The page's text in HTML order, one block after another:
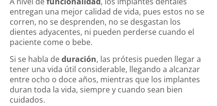
entregan una mejor calidad de vida, pues estos no se
corren, no se desprenden, no se desgastan los
dientes adyacentes, ni pueden perderse cuando el
paciente come o bebe.
Si se habla deduración, las prótesis pueden llegar a
tener una vida útil considerable, llegando a alcanzar
entre ocho o doce años, mientras que los implantes
duran toda la vida, siempre y cuando sean bien
cuidados.